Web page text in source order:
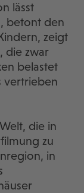
lässt
betont den
zeigt
die zwar
belastet
vertrieben
die in
zu
in